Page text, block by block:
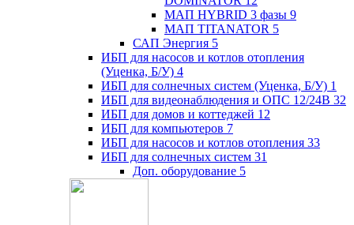
МАП HYBRID 3 фазы 9
МАП TITANATOR 5
САП Энергия 5
ИБП для насосов и котлов отопления
(Уценка, Б/У) 4
ИБП для солнечных систем (Уценка, Б/У) 1
ИБП для видеонаблюдения и ОПС 12/24В 32
ИБП для домов и коттеджей 12
ИБП для компьютеров 7
ИБП для насосов и котлов отопления 33
ИБП для солнечных систем 31
Доп. оборудование 5